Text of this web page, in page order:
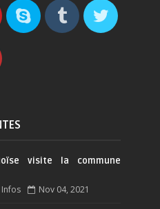
visite la commune
Nov 04, 2021